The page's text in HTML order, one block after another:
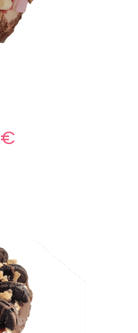
€Preisspanne: